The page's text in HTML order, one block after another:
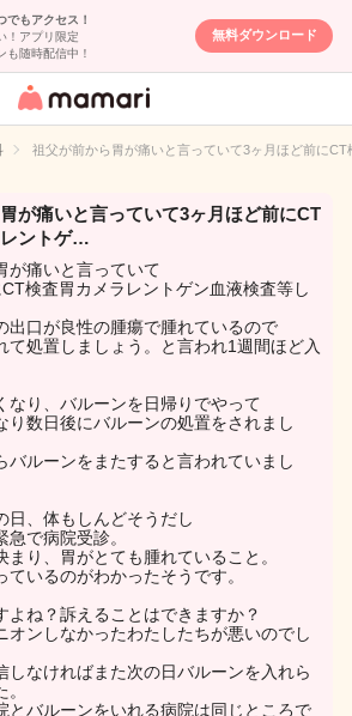
でもアクセス！
！アプリ限定
も随時配信中！
無料ダウンロード
女性専用匿名QA
イト祖父が前から胃が痛いと言っていて3ヶ月ほど前に
が痛いと言っていて3ヶ月ほど前にCT
ントゲ…
が痛いと言っていて
検査胃カメラレントゲン血液検査等し
出口が良性の腫瘍で腫れているので
て処置しましょう。と言われ1週間ほど入
なり、バルーンを日帰りでやって
り数日後にバルーンの処置をされまし
バルーンをまたすると言われていまし
日、体もしんどそうだし
で病院受診。
まり、胃がとても腫れていること。
ているのがわかったそうです。
よね？訴えることはできますか？
オンしなかったわたしたちが悪いのでし
しなければまた次の日バルーンを入れら
とバルーンをいれる病院は同じところで